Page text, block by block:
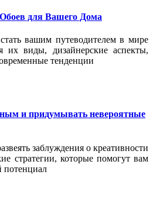
для Вашего Дома
вашим путеводителем в мире
их виды, дизайнерские аспекты,
тенденции
и придумывать невероятные
заблуждения о креативности
стратегии, которые помогут вам
потенциал